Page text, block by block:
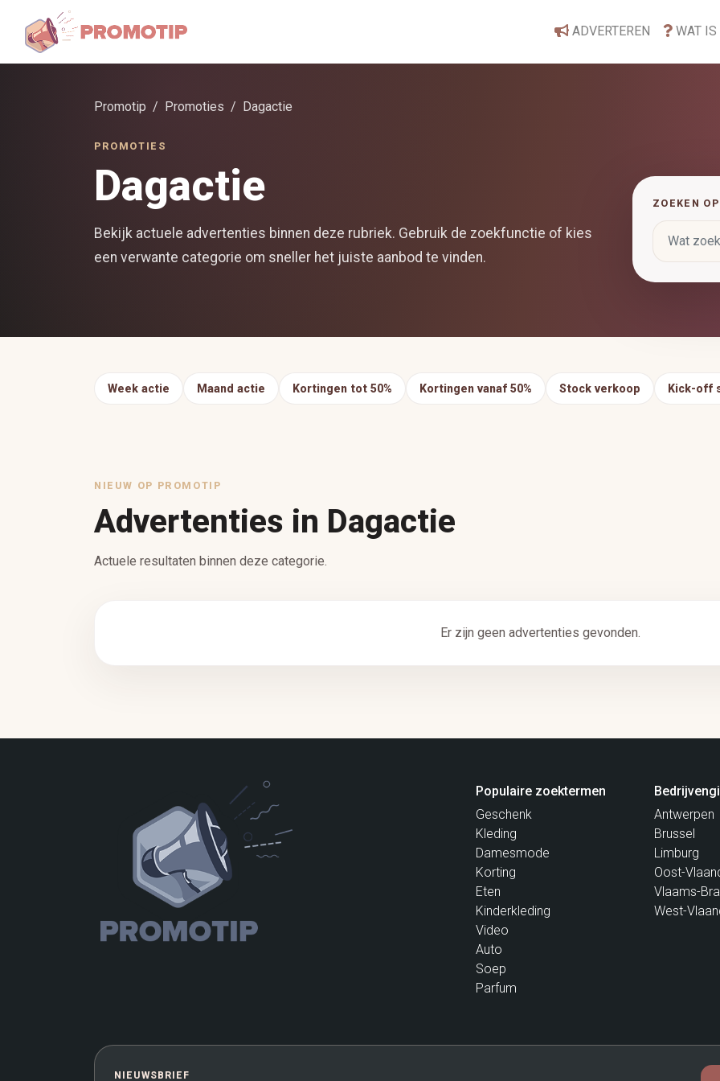
ADVERTEREN WAT
Promotip Promoties Dagactie
PROMOTIES
Dagactie
Bekijk actuele advertenties binnen deze rubriek. Gebruik de zoekfunctie of kies
een verwante categorie om sneller het juiste aanbod te vinden.
ZOEKEN
Week actie Maand actie Kortingen tot 50% Kortingen vanaf 50% Stock verkoop Kick-off
NIEUW OP PROMOTIP
Advertenties in Dagactie
Actuele resultaten binnen deze categorie.
Er zijn geen advertenties gevonden.
Populaire zoektermen
Geschenk
Kleding
Damesmode
Korting
Eten
Kinderkleding
Video
Auto
Soep
Parfum
Antwerpen
Brussel
Limburg
Oost-
Vlaams-
West-
NIEUWSBRIEF